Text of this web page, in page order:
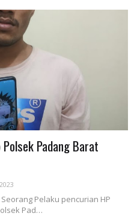
Padang Barat
Seorang Pelaku pencurian HP
Pad…